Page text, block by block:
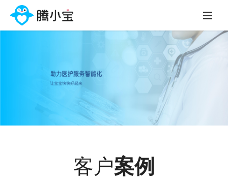
客户案例